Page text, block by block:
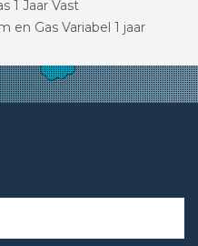
1 Jaar Vast
en Gas Variabel 1 jaar